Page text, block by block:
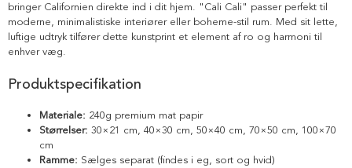
bringer Californien direkte ind i dit hjem. "Cali Cali" passer perfekt til
moderne, minimalistiske interiører eller boheme-stil rum. Med sit lette,
luftige udtryk tilfører dette kunstprint et element af ro og harmoni til
enhver væg.
Produktspecifikation
Materiale: 240g premium mat papir
Størrelser: 30×21 cm, 40×30 cm, 50×40 cm, 70×50 cm, 100×70
cm
Ramme: Sælges separat (findes i eg, sort og hvid)